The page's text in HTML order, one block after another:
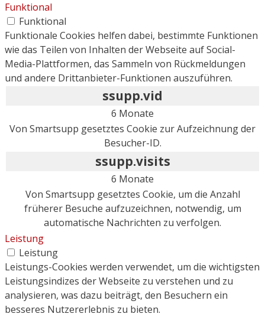
Funktional
Funktional
Funktionale Cookies helfen dabei, bestimmte Funktionen
wie das Teilen von Inhalten der Webseite auf Social-
Media-Plattformen, das Sammeln von Rückmeldungen
und andere Drittanbieter-Funktionen auszuführen.
ssupp.vid
6 Monate
Von Smartsupp gesetztes Cookie zur Aufzeichnung der
Besucher-ID.
ssupp.visits
6 Monate
Von Smartsupp gesetztes Cookie, um die Anzahl
früherer Besuche aufzuzeichnen, notwendig, um
automatische Nachrichten zu verfolgen.
Leistung
Leistung
Leistungs-Cookies werden verwendet, um die wichtigsten
Leistungsindizes der Webseite zu verstehen und zu
analysieren, was dazu beiträgt, den Besuchern ein
besseres Nutzererlebnis zu bieten.